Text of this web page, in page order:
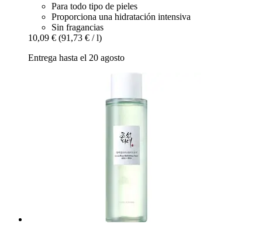
Para todo tipo de pieles
Proporciona una hidratación intensiva
Sin fragancias
10,09 € (91,73 € / l)
Entrega hasta el 20 agosto